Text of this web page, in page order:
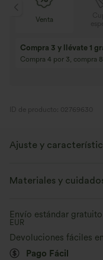
Venta
Compra 3 y llévate 1
Compra 4 por 3, compra
ID de producto: 02769630
Ajuste y
Fácil de poner
Elástico en 4 direcciones
Materiales y
Envío estándar
EUR
Devoluciones fáciles
Pago Fácil